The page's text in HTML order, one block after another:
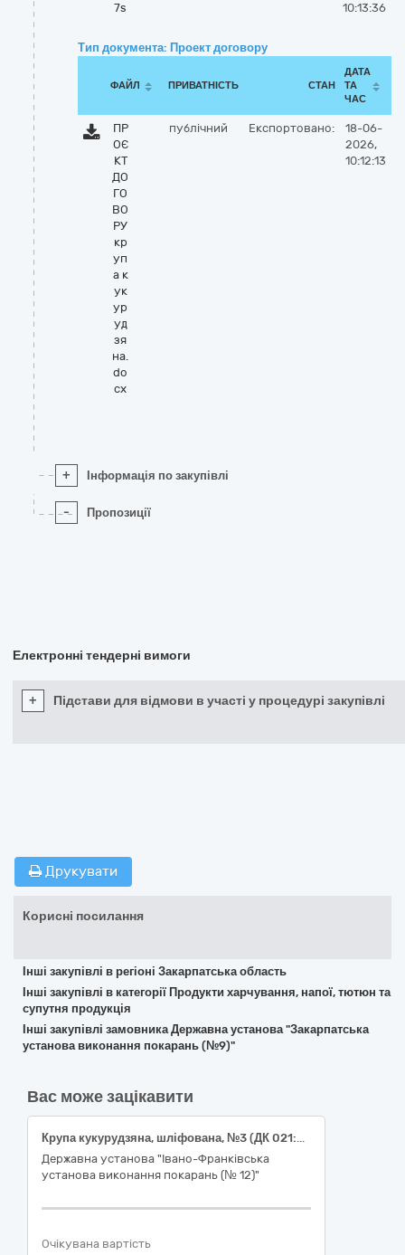
7s 10:13:36
Тип документа: Проект договору
ФАЙЛ ПРИВАТНІСТЬ СТАН
ДАТА
ТА
ЧАС
ПР
ОЄ
КТ
ДО
ГО
ВО
РУ
кр
уп
а к
ук
ур
уд
зя
на.
do
cx
публічний Експортовано:
18-06-
2026,
10:12:13
+ Інформація по закупівлі
- Пропозиції
Електронні тендерні вимоги
+ Підстави для відмови в участі у процедурі закупівлі
Друкувати
Корисні посилання
Інші закупівлі в регіоні Закарпатська область
Інші закупівлі в категорії Продукти харчування, напої, тютюн та
супутня продукція
Інші закупівлі замовника Державна установа "Закарпатська
установа виконання покарань (№9)"
Вас може зацікавити
Крупа кукурудзяна, шліфована, №3 (ДК 021:2015:15610000-7 Продукція борошномельно-круп’яної промисловості)
Державна установа "Івано-Франківська
установа виконання покарань (№ 12)"
Очікувана вартість